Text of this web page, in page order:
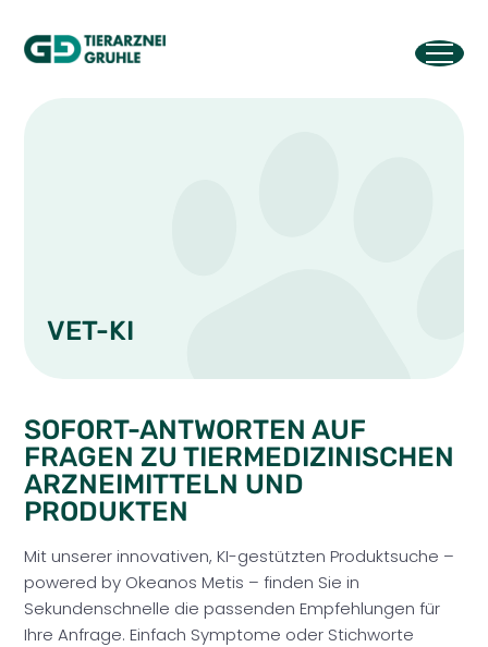
VET-KI
SOFORT-ANTWORTEN AUF
FRAGEN ZU TIERMEDIZINISCHEN
ARZNEIMITTELN UND
PRODUKTEN
Mit unserer innovativen, KI-gestützten Produktsuche –
powered by Okeanos Metis – finden Sie in
Sekundenschnelle die passenden Empfehlungen für
Ihre Anfrage. Einfach Symptome oder Stichworte